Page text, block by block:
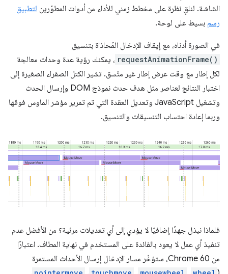
الشاشة. لنلقِ نظرة على مخطط زمني للأداء من أدوات المطوّرين لتطبيق
رسم بسيط على لوحة.
في الصورة أدناه، مع إيقاف الإدخال المُحاذاة بتنسيق
requestAnimationFrame() ، يمكنك رؤية عدة وحدات معالجة
لكل إطار مع وقت عرض إطار غير متّسق. تشير الكتل الصفراء الصغيرة إلى
اختبار النتائج لعناصر مثل هدف حدث نموذج DOM وإرسال الحدث
وتشغيل JavaScript وتعديل العقدة التي تم تمرير مؤشر الماوس فوقها
وربما إعادة احتساب التنسيقات والتنسيق.
فلماذا نبذل جهدًا إضافيًا لا يؤدي إلى أي تعديلات مرئية؟ من الأفضل عدم
تنفيذ أي عمل لا يعود بالفائدة على المستخدم في نهاية المطاف. اعتبارًا
من Chrome 60، ستؤخّر مسار الإدخال إرسال الأحداث المستمرة